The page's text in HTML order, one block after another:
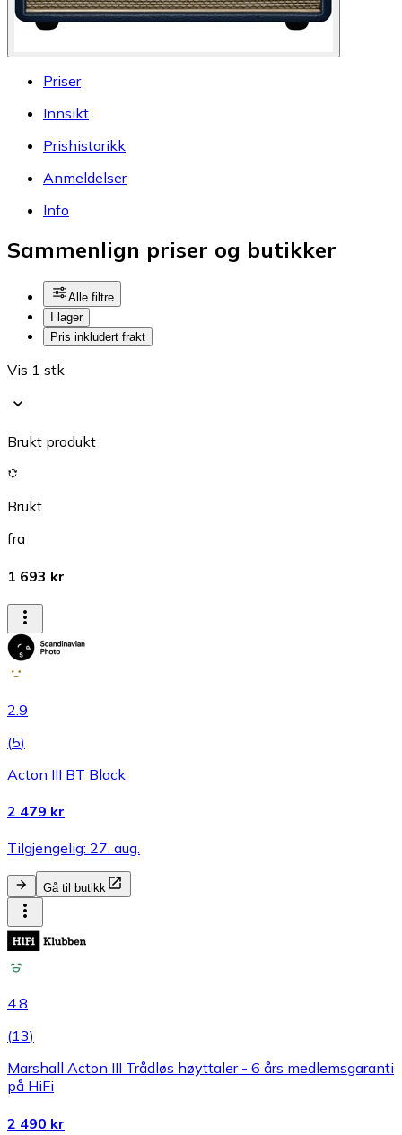
Priser
Innsikt
Prishistorikk
Anmeldelser
Info
Sammenlign priser og butikker
Alle filtre
I lager
Pris inkludert frakt
Vis 1 stk
Brukt produkt
Brukt
fra
1 693 kr
2.9
(5)
Acton III BT Black
2 479 kr
Tilgjengelig: 27. aug.
Gå til butikk
4.8
(13)
Marshall Acton III Trådløs høyttaler - 6 års medlemsgaranti
på HiFi
2 490 kr